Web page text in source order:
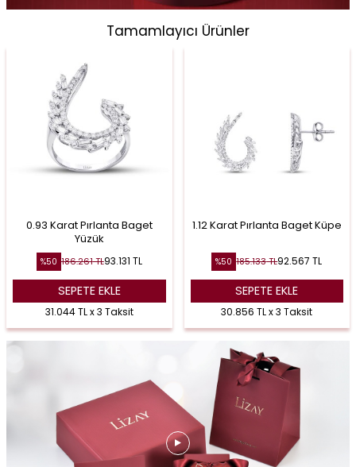
Tamamlayıcı Ürünler
0.93 Karat Pırlanta Baget
Yüzük
%50 186.261TL93.131 TL
SEPETE EKLE
31.044 TL x 3 Taksit
1.12 Karat Pırlanta Baget Küpe
%50 185.133TL92.567 TL
SEPETE EKLE
30.856 TL x 3 Taksit